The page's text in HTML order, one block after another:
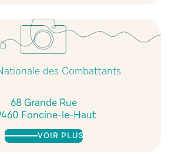
des Combattants
68 Grande Rue
Foncine-le-Haut
VOIR PLUS